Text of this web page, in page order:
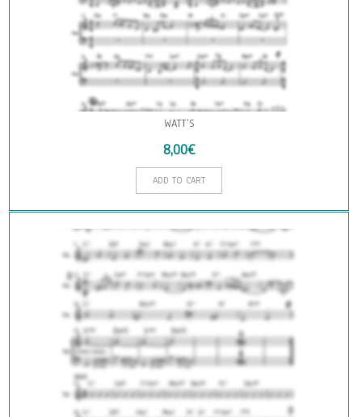
WATT’S
8,00€
ADD TO CART